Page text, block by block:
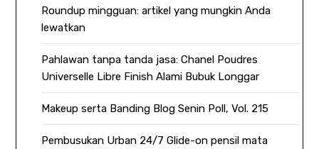
Roundup mingguan: artikel yang mungkin Anda
lewatkan
Pahlawan tanpa tanda jasa: Chanel Poudres
Universelle Libre Finish Alami Bubuk Longgar
Makeup serta Banding Blog Senin Poll, Vol. 215
Pembusukan Urban 24/7 Glide-on pensil mata